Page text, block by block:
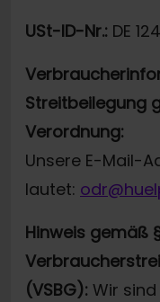
USt-ID-Nr.: DE
Streitbeilegung
Verordnung:
Unsere E-Mail-
lautet:
Hinweis gemäß
(VSBG): Wir